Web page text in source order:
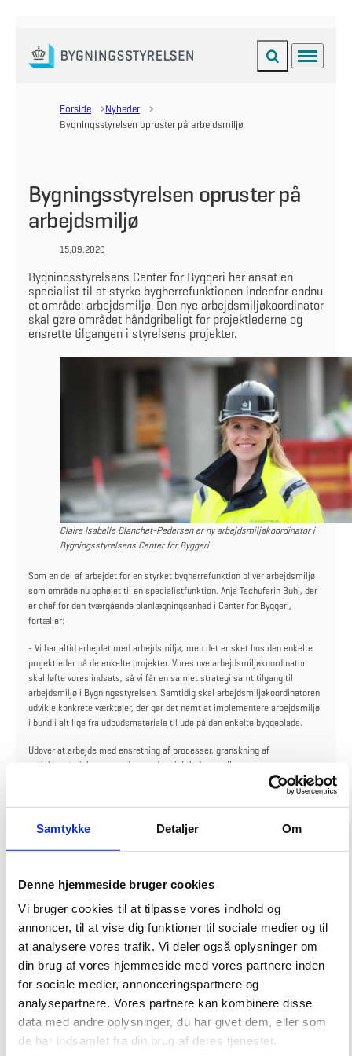
Samtykke Detaljer Om
Denne hjemmeside bruger cookies
Vi bruger cookies til at tilpasse vores indhold og
annoncer, til at vise dig funktioner til sociale medier og til
at analysere vores trafik. Vi deler også oplysninger om
din brug af vores hjemmeside med vores partnere inden
for sociale medier, annonceringspartnere og
analysepartnere. Vores partnere kan kombinere disse
data med andre oplysninger, du har givet dem, eller som
de har indsamlet fra din brug af deres tjenester.
Gå til forsiden Fold søgefelt ud
Menu
Forside
Nyheder
Bygningsstyrelsen opruster på arbejdsmiljø
Bygningsstyrelsen opruster på
arbejdsmiljø
15.09.2020
Bygningsstyrelsens Center for Byggeri har ansat en
specialist til at styrke bygherrefunktionen indenfor endnu
et område: arbejdsmiljø. Den nye arbejdsmiljøkoordinator
skal gøre området håndgribeligt for projektlederne og
ensrette tilgangen i styrelsens projekter.
Claire Isabelle Blanchet-Pedersen er ny arbejdsmiljøkoordinator i
Bygningsstyrelsens Center for Byggeri
Som en del af arbejdet for en styrket bygherrefunktion bliver arbejdsmiljø
som område nu ophøjet til en specialistfunktion. Anja Tschufarin Buhl, der
er chef for den tværgående planlægningsenhed i Center for Byggeri,
fortæller:
- Vi har altid arbejdet med arbejdsmiljø, men det er sket hos den enkelte
projektleder på de enkelte projekter. Vores nye arbejdsmiljøkoordinator
skal løfte vores indsats, så vi får en samlet strategi samt tilgang til
arbejdsmiljø i Bygningsstyrelsen. Samtidig skal arbejdsmiljøkoordinatoren
udvikle konkrete værktøjer, der gør det nemt at implementere arbejdsmiljø
i bund i alt lige fra udbudsmateriale til ude på den enkelte byggeplads.
Udover at arbejde med ensretning af processer, granskning af
projektmateriale og sparring med projektlederne, vil
arbejdsmiljøkoordinatoren også komme til at udføre stikprøvekontroller i
forhold til kontrakter, men også på byggepladserne alt sammen for at
sikre, at vi i Bygningsstyrelsen lever op til vores ansvar som bygherre på
arbejdsmiljøområdet.
Arbejdsmiljø dækker bredt over forebyggelse af ulykker til overholdelse af
ordentlige løn- og arbejdsforhold. Med den nye specialistfunktion vil
pågældende projekt og udveksle erfaringer, så projektet også på
arbejdsmiljøområdet er optimeret, inden projektet når til entreprenør-
leddet. Gennemtænkte projekter betyder lavere risiko for arbejdsulykker i
byggefasen.
Claire Isabelle Blanchet-Pedersen er Bygningsstyrelsens nye
arbejdsmiljøkoordinator. Hun kommer med 10 års erfaring fra
- Det bliver utrolig spændende at udvikle en fælles retning på tværs af